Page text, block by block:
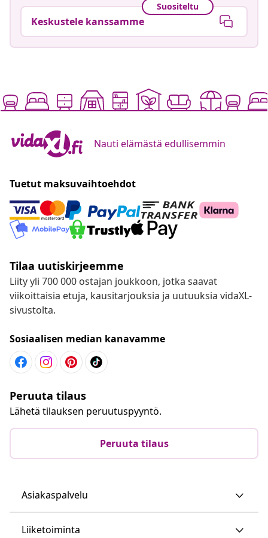
Suositeltu
Keskustele kanssamme
Nauti elämästä edullisemmin
Tuetut maksuvaihtoehdot
Tilaa uutiskirjeemme
Liity yli 700 000 ostajan joukkoon, jotka saavat
viikoittaisia etuja, kausitarjouksia ja uutuuksia vidaXL-
sivustolta.
Sosiaalisen median kanavamme
Peruuta tilaus
Lähetä tilauksen peruutuspyyntö.
Peruuta tilaus
Asiakaspalvelu
Liiketoiminta